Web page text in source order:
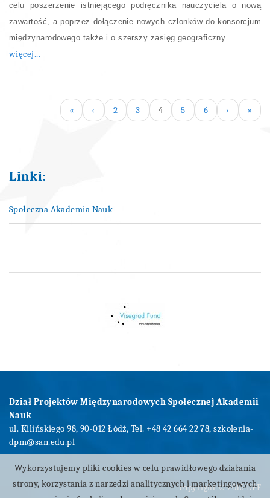
celu poszerzenie istniejącego podręcznika nauczyciela o nową
zawartość, a poprzez dołączenie nowych członków do konsorcjum
międzynarodowego także i o szerszy zasięg geograficzny.
więcej...
« ‹ 2 3 4 5 6 › »
Linki:
Społeczna Akademia Nauk
Dział Projektów Międzynarodowych Społecznej Akademii
Nauk
ul. Kilińskiego 98, 90-012 Łódź, Tel. +48 42 664 22 78,szkolenia-
dpm@san.edu.pl
copyright © 2015 DPF
Wykorzystujemy pliki cookies w celu prawidłowego działania
strony, korzystania z narzędzi analitycznych i marketingowych